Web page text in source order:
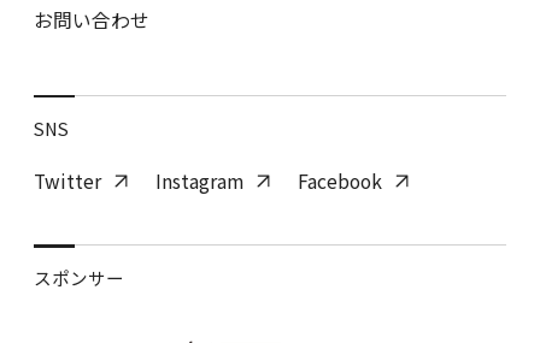
お問い合わせ
SNS
Twitter Instagram Facebook
スポンサー